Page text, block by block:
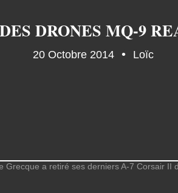
DRONES MQ-9
20 Octobre 2014 Loïc